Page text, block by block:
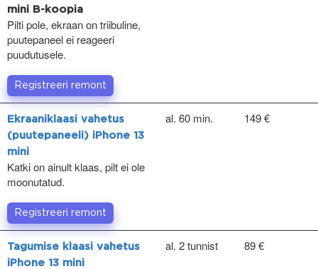
mini B-koopia
Pilti pole, ekraan on triibuline,
puutepaneel ei reageeri
puudutusele.
Registreeri remont
Ekraaniklaasi vahetus
(puutepaneeli) iPhone 13
mini
Katki on ainult klaas, pilt ei ole
moonutatud.
al. 60 min. 149 €
Registreeri remont
Tagumise klaasi vahetus
iPhone 13 mini
al. 2 tunnist 89 €